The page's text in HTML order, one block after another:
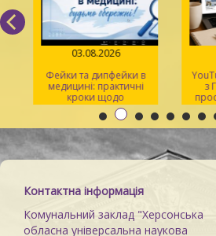
03.08.2026
Фейки та дипфейки в
медицині: практичні
кроки щодо
розпізнавання
з
Контактна інформація
Комунальний заклад "Херсонська
обласна універсальна наукова